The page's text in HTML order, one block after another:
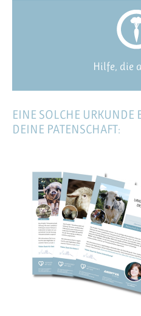
Hilfe, die
EINE SOLCHE URKUNDE
DEINE PATENSCHAFT: